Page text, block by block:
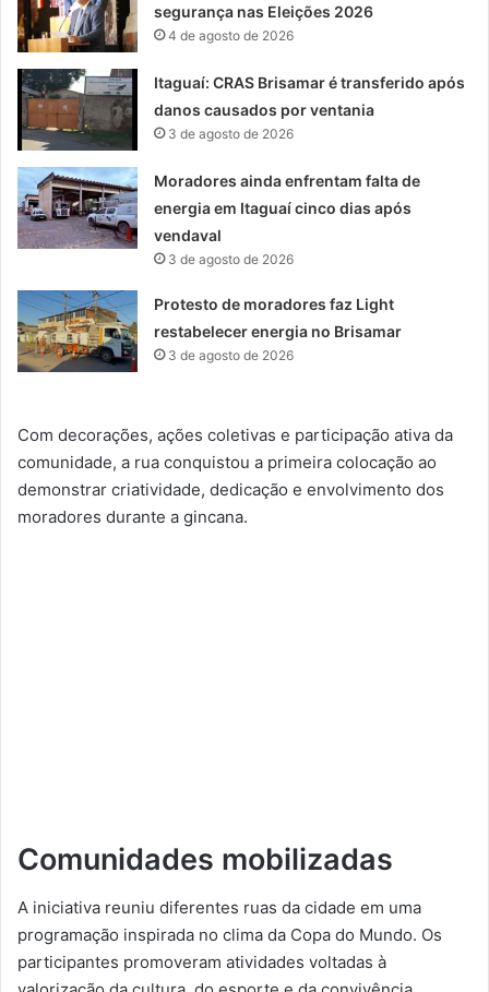
segurança nas Eleições 2026
4 de agosto de 2026
Itaguaí: CRAS Brisamar é transferido após
danos causados por ventania
3 de agosto de 2026
Moradores ainda enfrentam falta de
energia em Itaguaí cinco dias após
vendaval
3 de agosto de 2026
Protesto de moradores faz Light
restabelecer energia no Brisamar
3 de agosto de 2026
Com decorações, ações coletivas e participação ativa da
comunidade, a rua conquistou a primeira colocação ao
demonstrar criatividade, dedicação e envolvimento dos
moradores durante a gincana.
Comunidades mobilizadas
A iniciativa reuniu diferentes ruas da cidade em uma
programação inspirada no clima da Copa do Mundo. Os
participantes promoveram atividades voltadas à